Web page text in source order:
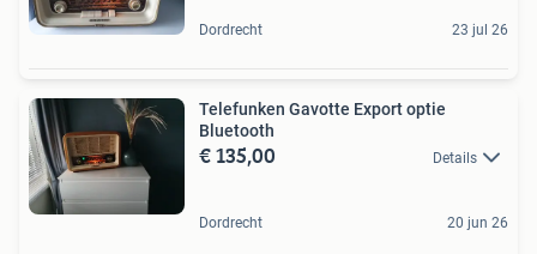
Dordrecht 23 jul 26
Telefunken Gavotte Export optie
Bluetooth
€ 135,00 Details
Dordrecht 20 jun 26